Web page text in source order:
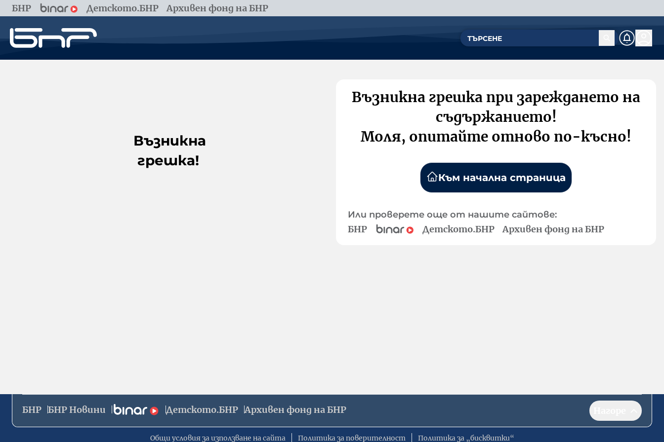
БНР Детското.БНР Архивен фонд на БНР
Възникна
грешка!
Възникна грешка при зареждането на
съдържанието!
Моля, опитайте отново по-късно!
Към начална страница
Или проверете още от нашите сайтове:
БНР Детското.БНР Архивен фонд на БНР
БНР БНР Новини Детското.БНР Архивен фонд на БНР
Общи условия за използване на сайта Политика за поверителност Политика за „бисквитки“